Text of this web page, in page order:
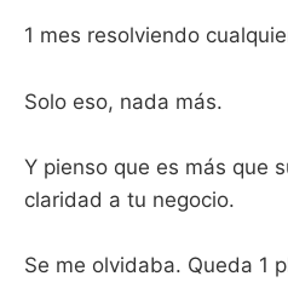
1 mes resolviendo
Solo eso, nada más.
Y pienso que es más que
claridad a tu negocio.
Se me olvidaba. Queda 1